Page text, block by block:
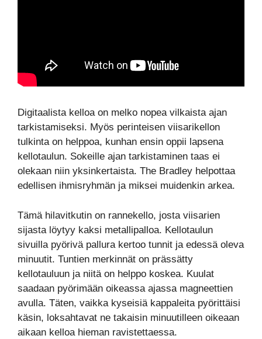
Digitaalista kelloa on melko nopea vilkaista ajan
tarkistamiseksi. Myös perinteisen viisarikellon
tulkinta on helppoa, kunhan ensin oppii lapsena
kellotaulun. Sokeille ajan tarkistaminen taas ei
olekaan niin yksinkertaista. The Bradley helpottaa
edellisen ihmisryhmän ja miksei muidenkin arkea.
Tämä hilavitkutin on rannekello, josta viisarien
sijasta löytyy kaksi metallipalloa. Kellotaulun
sivuilla pyörivä pallura kertoo tunnit ja edessä oleva
minuutit. Tuntien merkinnät on prässätty
kellotauluun ja niitä on helppo koskea. Kuulat
saadaan pyörimään oikeassa ajassa magneettien
avulla. Täten, vaikka kyseisiä kappaleita pyörittäisi
käsin, loksahtavat ne takaisin minuutilleen oikeaan
aikaan kelloa hieman ravistettaessa.